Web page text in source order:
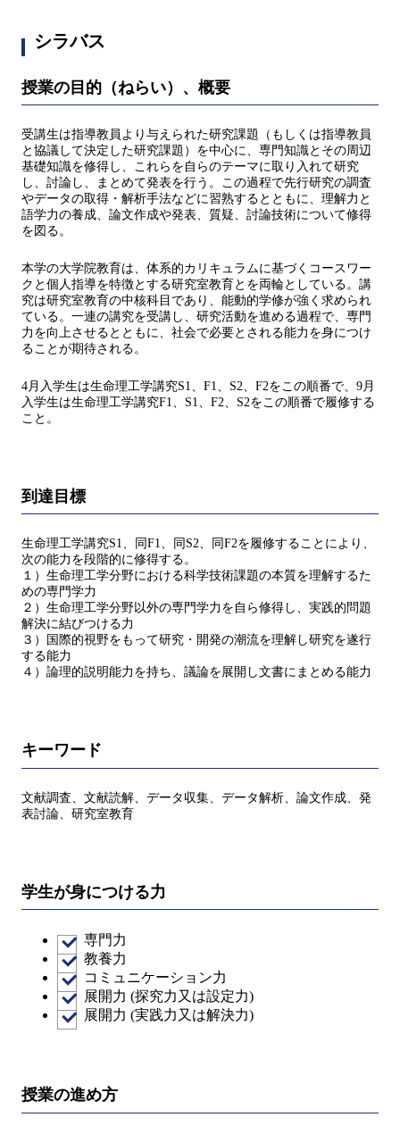
シラバス
授業の目的（ねらい）、概要
受講生は指導教員より与えられた研究課題（もしくは指導教員
と協議して決定した研究課題）を中心に、専門知識とその周辺
基礎知識を修得し、これらを自らのテーマに取り入れて研究
し、討論し、まとめて発表を行う。この過程で先行研究の調査
やデータの取得・解析手法などに習熟するとともに、理解力と
語学力の養成、論文作成や発表、質疑、討論技術について修得
を図る。
本学の大学院教育は、体系的カリキュラムに基づくコースワー
クと個人指導を特徴とする研究室教育とを両輪としている。講
究は研究室教育の中核科目であり、能動的学修が強く求められ
ている。一連の講究を受講し、研究活動を進める過程で、専門
力を向上させるとともに、社会で必要とされる能力を身につけ
ることが期待される。
4月入学生は生命理工学講究S1、F1、S2、F2をこの順番で、9月
入学生は生命理工学講究F1、S1、F2、S2をこの順番で履修する
こと。
到達目標
生命理工学講究S1、同F1、同S2、同F2を履修することにより、
次の能力を段階的に修得する。
１）生命理工学分野における科学技術課題の本質を理解するた
めの専門学力
２）生命理工学分野以外の専門学力を自ら修得し、実践的問題
解決に結びつける力
３）国際的視野をもって研究・開発の潮流を理解し研究を遂行
する能力
４）論理的説明能力を持ち、議論を展開し文書にまとめる能力
キーワード
文献調査、文献読解、データ収集、データ解析、論文作成、発
表討論、研究室教育
学生が身につける力
専門力
教養力
コミュニケーション力
展開力 (探究力又は設定力)
展開力 (実践力又は解決力)
授業の進め方